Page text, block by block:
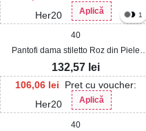
Her20
Aplică 1
40
Pantofi dama stiletto Roz din Piele
Ecologica Intoarsa Zaila
106,06 lei
Pret cu voucher:
Her20
Aplică
132,57 lei
40